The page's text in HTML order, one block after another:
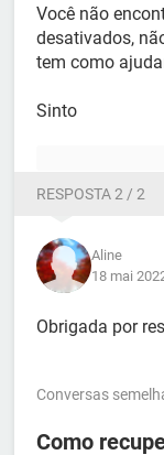
Você não
desativados,
tem como
Sinto
RESPOSTA 2 / 2
Aline
18 mai
Obrigada por
Conversas
Como